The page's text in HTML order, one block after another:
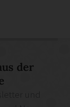
der